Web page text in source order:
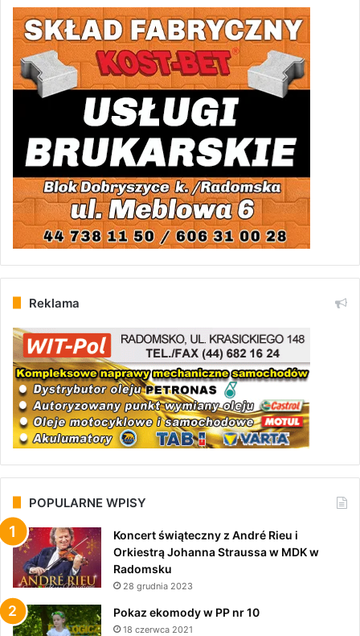
Reklama
POPULARNE WPISY
Koncert świąteczny z André Rieu i
Orkiestrą Johanna Straussa w MDK w
Radomsku
28 grudnia 2023
Pokaz ekomody w PP nr 10
18 czerwca 2021